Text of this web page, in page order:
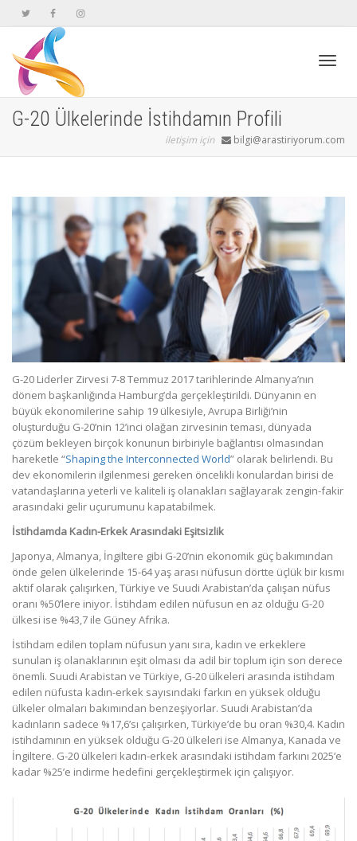
G-20 Ülkelerinde İstihdamın Profili
iletişim için bilgi@arastiriyorum.com
G-20 Liderler Zirvesi 7-8 Temmuz 2017 tarihlerinde Almanya’nın
dönem başkanlığında Hamburg’da gerçekleştirildi. Dünyanın en
büyük ekonomilerine sahip 19 ülkesiyle, Avrupa Birliği’nin
oluşturduğu G-20’nin 12’inci olağan zirvesinin teması, dünyada
çözüm bekleyen birçok konunun birbiriyle bağlantısı olmasından
hareketle “Shaping the Interconnected World” olarak belirlendi. Bu
dev ekonomilerin ilgilenmesi gereken öncelikli konulardan birisi de
vatandaşlarına yeterli ve kaliteli iş olanakları sağlayarak zengin-fakir
arasındaki gelir uçurumunu kapatabilmek.
İstihdamda Kadın-Erkek Arasındaki Eşitsizlik
Japonya, Almanya, İngiltere gibi G-20’nin ekonomik güç bakımından
önde gelen ülkelerinde 15-64 yaş arası nüfusun dörtte üçlük bir kısmı
aktif olarak çalışırken, Türkiye ve Suudi Arabistan’da çalışan nüfus
oranı %50’lere iniyor. İstihdam edilen nüfusun en az olduğu G-20
ülkesi ise %43,7 ile Güney Afrika.
İstihdam edilen toplam nüfusun yanı sıra, kadın ve erkeklere
sunulan iş olanaklarının eşit olması da adil bir toplum için son derece
önemli. Suudi Arabistan ve Türkiye, G-20 ülkeleri arasında istihdam
edilen nüfusta kadın-erkek sayısındaki farkın en yüksek olduğu
ülkeler olmaları bakımından benzeşiyorlar. Suudi Arabistan’da
kadınların sadece %17,6’sı çalışırken, Türkiye’de bu oran %30,4. Kadın
istihdamının en yüksek olduğu G-20 ülkeleri ise Almanya, Kanada ve
İngiltere. G-20 ülkeleri kadın-erkek arasındaki istihdam farkını 2025’e
kadar %25’e indirme hedefini gerçekleştirmek için çalışıyor.